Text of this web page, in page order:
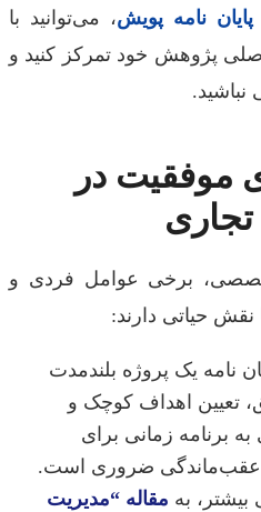
نامه پویش، می‌توانید با
خود تمرکز کنید و
در
برخی عوامل فردی و
دارند:
یک پروژه بلندمدت
اهداف کوچک و
زمانی برای
ضروری است.
به مقاله “مدیریت